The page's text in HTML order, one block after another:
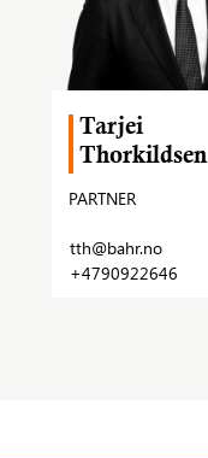
Tarjei
Thorkildsen
PARTNER
tth@bahr.no
+4790922646